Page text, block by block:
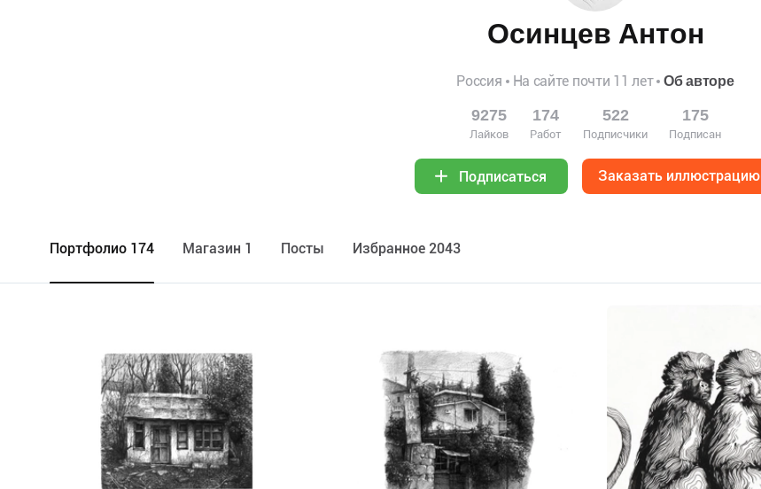
Осинцев Антон
Россия На сайте почти 11 лет Об авторе
9275
Лайков
174
Работ
522
Подписчики
175
Подписан
Подписаться Заказать иллюстрацию
Портфолио 174 Maгазин 1 Посты Избранное 2043